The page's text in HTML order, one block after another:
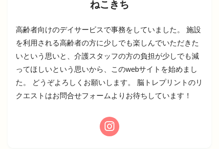
ねこきち
高齢者向けのデイサービスで事務をしていました。 施設
を利用される高齢者の方に少しでも楽しんでいただきた
いという思いと、介護スタッフの方の負担が少しでも減
ってほしいという思いから、このwebサイトを始めまし
た。 どうぞよろしくお願いします。 脳トレプリントのリ
クエストはお問合せフォームよりお待ちしています！